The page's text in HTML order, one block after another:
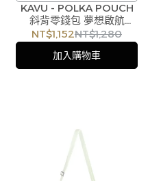
訂購注意事項 :
商品流動性快且多個平台共
用庫存，偶有下單後缺貨情
單，造成不便尚請見諒。如
遇庫存不足無法下單，亦歡
迎洽詢客服。
KAVU - POLKA POUCH
斜背零錢包 夢想啟航
#K94472274
NT$1,152NT$1,280
加入購物車